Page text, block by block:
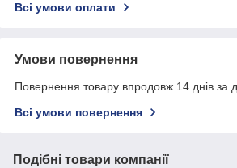
Всі умови оплати
Умови повернення
Повернення товару впродовж 14 днів за
Всі умови повернення
Подібні товари компанії